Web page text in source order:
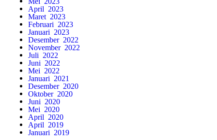
April 2023
Maret 2023
Februari 2023
Januari 2023
Desember 2022
November 2022
Juli 2022
Juni 2022
Mei 2022
Januari 2021
Desember 2020
Oktober 2020
Juni 2020
Mei 2020
April 2020
April 2019
Januari 2019